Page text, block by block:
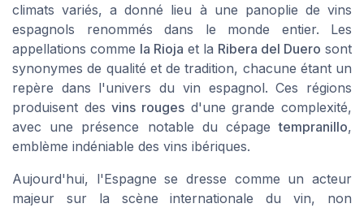
climats variés, a donné lieu à une panoplie de vins
espagnols renommés dans le monde entier. Les
appellations comme la Rioja et la Ribera del Duero sont
synonymes de qualité et de tradition, chacune étant un
repère dans l'univers du vin espagnol. Ces régions
produisent desvins rouges d'une grande complexité,
avec une présence notable du cépagetempranillo,
emblème indéniable des vins ibériques.
Aujourd'hui, l'Espagne se dresse comme un acteur
majeur sur la scène internationale du vin, non